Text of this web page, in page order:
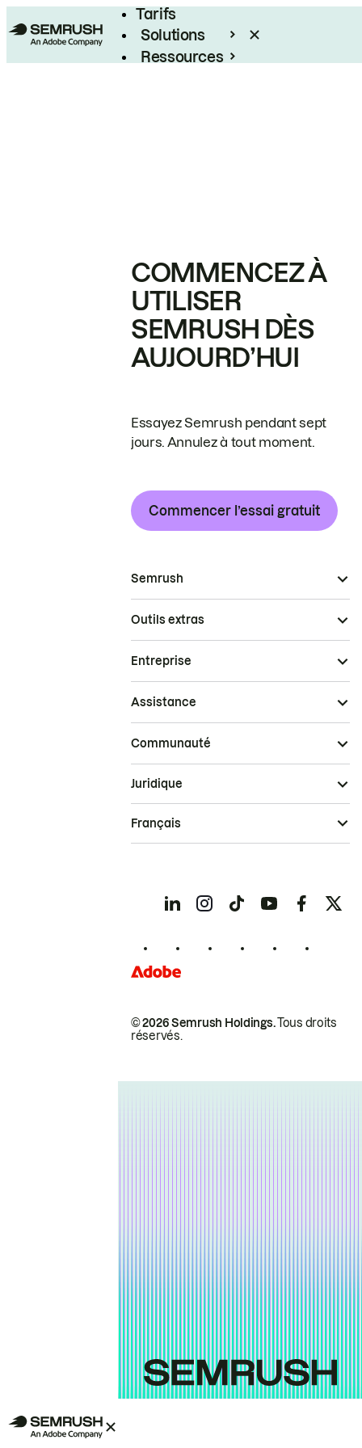
Tarifs
Solutions
Ressources
COMMENCEZ À
UTILISER
SEMRUSH DÈS
AUJOURD’HUI
Essayez Semrush pendant sept
jours. Annulez à tout moment.
Commencer l’essai gratuit
Semrush
Outils extras
Entreprise
Assistance
Communauté
© 2026 Semrush Holdings.Tous droits
réservés.
Juridique
Français